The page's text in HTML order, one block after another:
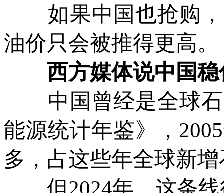
如果中国也抢购，
油价只会被推得更高。
西方媒体说中国稳
中国曾经是全球石
能源统计年鉴》，
多，占这些年全球新
但2024年，这条线